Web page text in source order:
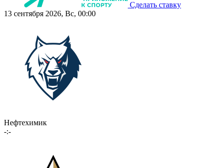
Сделать ставку
13 сентября 2026, Вс, 00:00
Нефтехимик
-:-